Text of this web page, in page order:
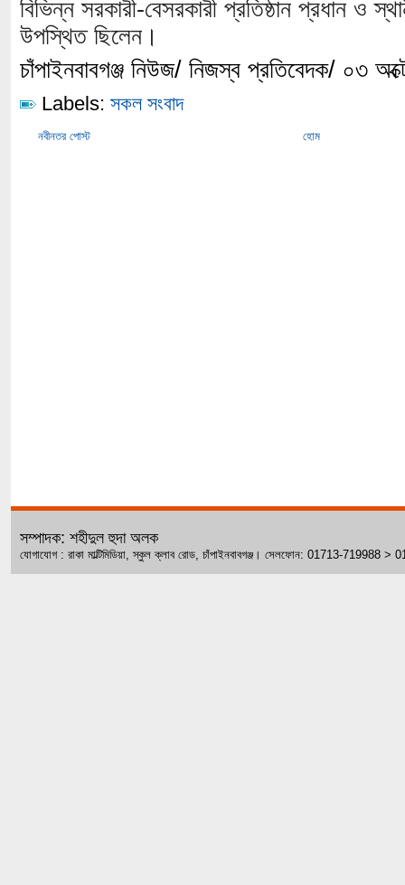
বিভিন্ন সরকারী-বেসরকারী প্রতিষ্ঠান প্রধান ও
উপস্থিত ছিলেন।
চাঁপাইনবাবগঞ্জ নিউজ/ নিজস্ব প্রতিবেদক/ ০৩
Labels: সকল সংবাদ
নবীনতর পোস্ট হোম
সম্পাদক: শহীদুল হুদা অলক
যোগাযোগ : রাকা মাল্টিমিডিয়া, স্কুল ক্লাব রোড, চাঁপাইনবাবগঞ্জ। সেলফোন: 01713-